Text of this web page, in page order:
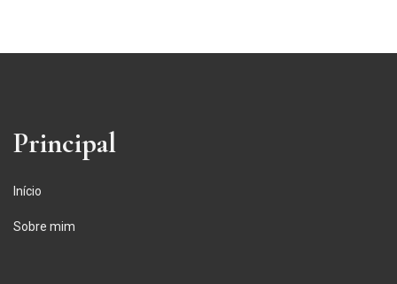
Principal
Início
Sobre mim